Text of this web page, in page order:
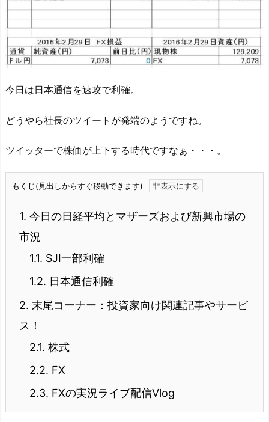
今日は日本通信を速攻で利確。
どうやら社長のツイートが発端のようですね。
ツイッターで株価が上下する時代ですなぁ・・・。
もくじ(見出しからすぐ移動できます)
1. 今日の日経平均とマザーズおよび新興市場の
市況
1.1. SJI一部利確
1.2. 日本通信利確
2. 末尾コーナー：投資家向け関連記事やサービ
ス！
2.1. 株式
2.2. FX
2.3. FXの実況ライブ配信Vlog